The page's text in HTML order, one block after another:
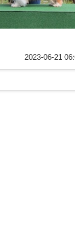
2023-06-21